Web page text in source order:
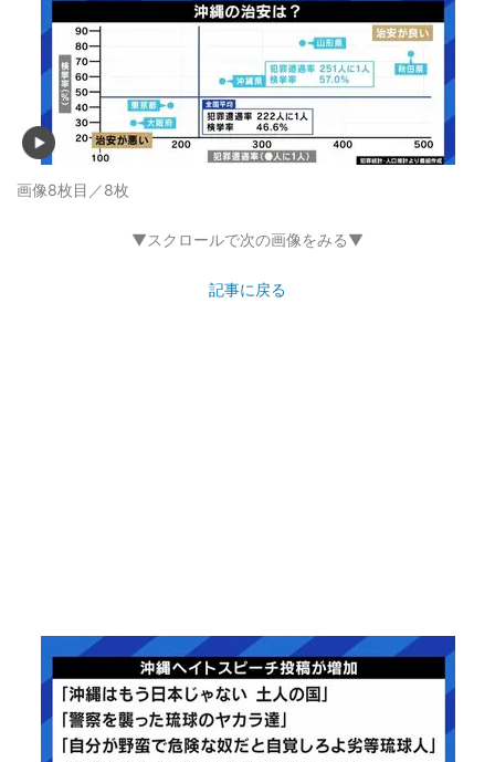
画像8枚目／8枚
▼スクロールで次の画像をみる▼
記事に戻る